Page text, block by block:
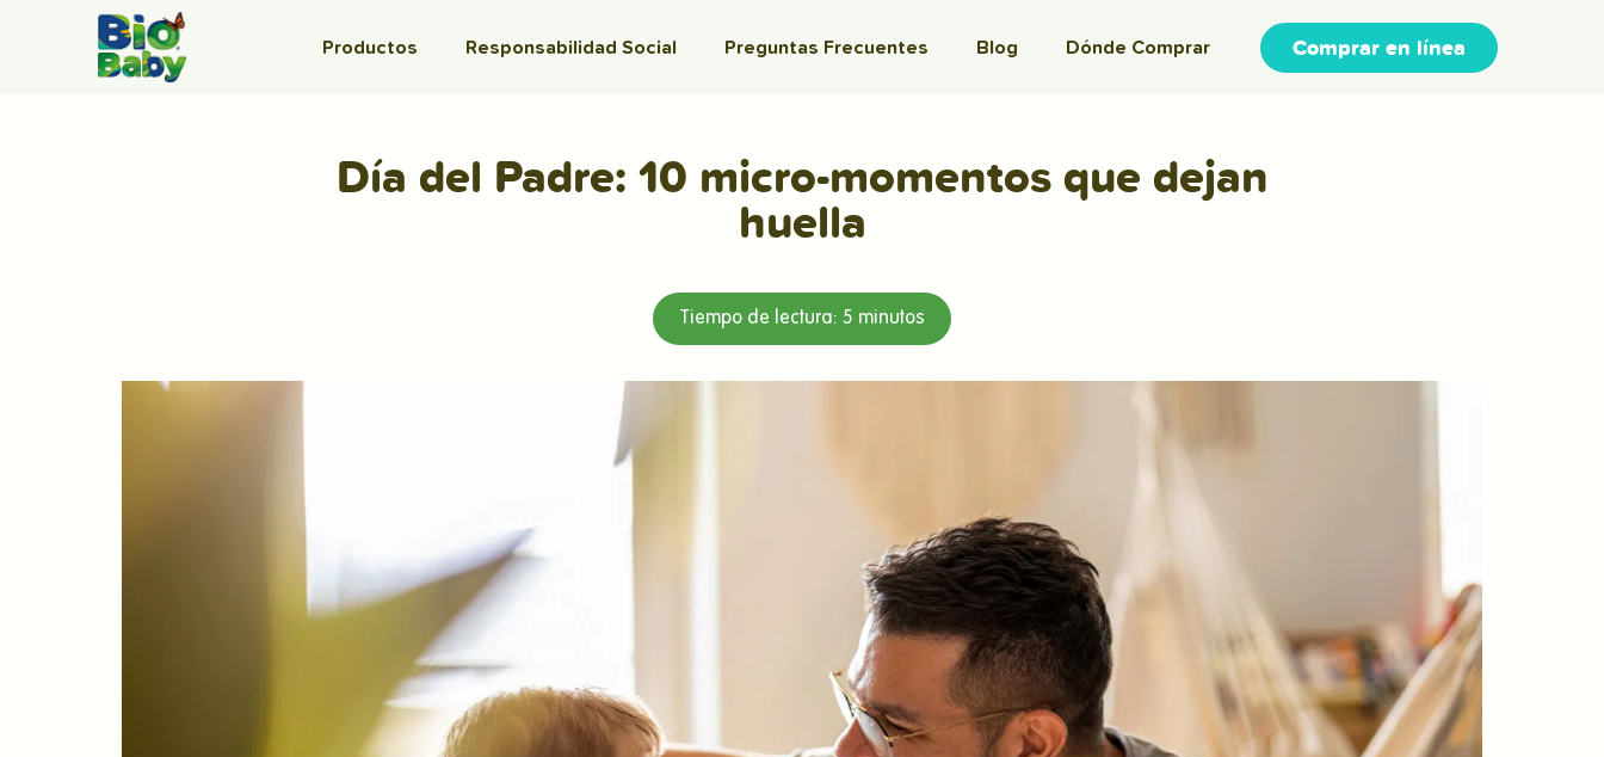
Productos Responsabilidad Social Preguntas Frecuentes Blog Dónde Comprar Comprar en línea
Día del Padre: 10 micro-momentos que dejan
huella
Tiempo de lectura: 5 minutos